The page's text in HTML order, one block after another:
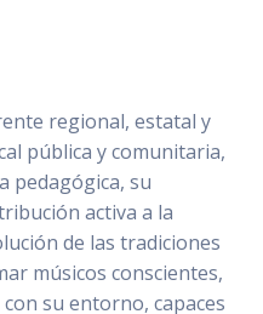
regional, estatal y
pública y comunitaria,
pedagógica, su
activa a la
de las tradiciones
músicos conscientes,
su entorno, capaces